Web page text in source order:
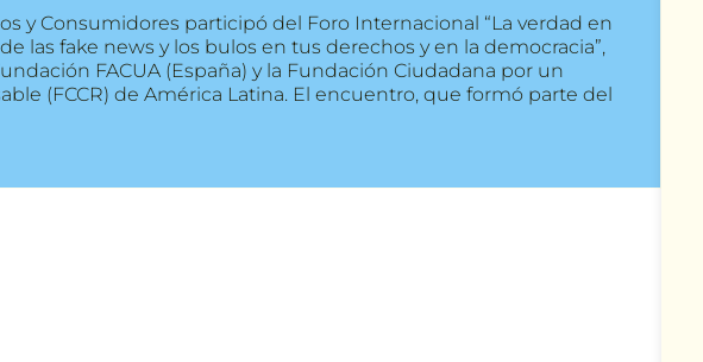
y Consumidores participó del Foro Internacional “La verdad en
las fake news y los bulos en tus derechos y en la democracia”,
FACUA (España) y la Fundación Ciudadana por un
(FCCR) de América Latina. El encuentro, que formó parte del